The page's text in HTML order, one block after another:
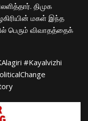
திமுக
மகள் இந்த
பெரும் விவாதத்தைக்
#Kayalvizhi